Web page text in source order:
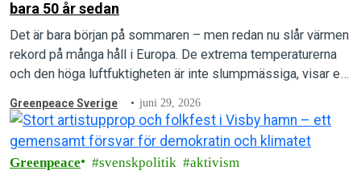
bara 50 år sedan
Det är bara början på sommaren – men redan nu slår värmen
rekord på många håll i Europa. De extrema temperaturerna
och den höga luftfuktigheten är inte slumpmässiga, visar en
Greenpeace Sverige juni 29, 2026
Greenpeace svenskpolitik
aktivism